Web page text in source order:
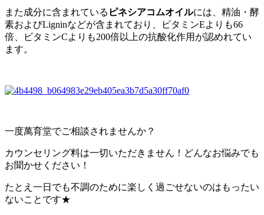
また成分に含まれている ピネシアコムオイルには、精油・酵
素およびLigninなどが含まれており、ビタミンEよりも66
倍、ビタミンCよりも200倍以上の抗酸化作用が認めれてい
ます。
一度萬育堂でご相談されませんか？
カウンセリング料は一切いただきません！どんなお悩みでも
お聞かせください！
たとえ一日でも不調のために楽しく過ごせないのはもったい
ないことです★